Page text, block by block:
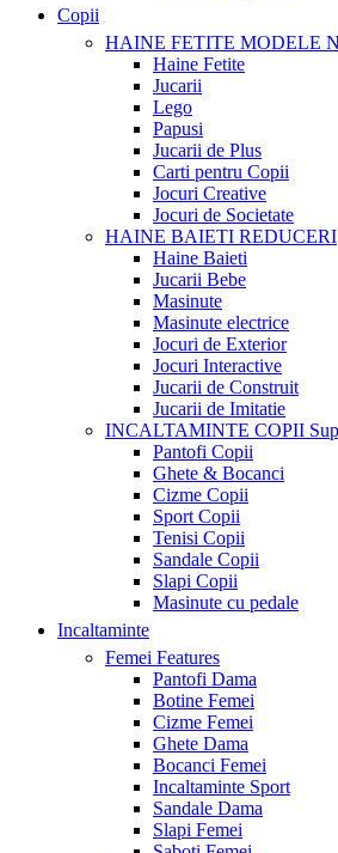
Copii
HAINE FETITE MODELE
Haine Fetite
Jucarii
Lego
Papusi
Jucarii de Plus
Carti pentru Copii
Jocuri Creative
Jocuri de Societate
HAINE BAIETI REDUCERI
Haine Baieti
Jucarii Bebe
Masinute
Masinute electrice
Jocuri de Exterior
Jocuri Interactive
Jucarii de Construit
Jucarii de Imitatie
INCALTAMINTE COPII
Pantofi Copii
Ghete & Bocanci
Cizme Copii
Sport Copii
Tenisi Copii
Sandale Copii
Slapi Copii
Masinute cu pedale
Incaltaminte
Femei Features
Pantofi Dama
Botine Femei
Cizme Femei
Ghete Dama
Bocanci Femei
Incaltaminte Sport
Sandale Dama
Slapi Femei